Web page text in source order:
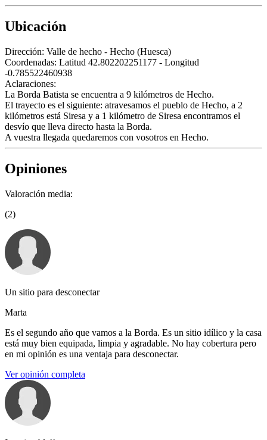
Ubicación
Dirección: Valle de hecho - Hecho (Huesca)
Coordenadas: Latitud 42.802202251177 - Longitud
-0.785522460938
Aclaraciones:
La Borda Batista se encuentra a 9 kilómetros de Hecho.
El trayecto es el siguiente: atravesamos el pueblo de Hecho, a 2
kilómetros está Siresa y a 1 kilómetro de Siresa encontramos el
desvío que lleva directo hasta la Borda.
A vuestra llegada quedaremos con vosotros en Hecho.
Opiniones
Valoración media:
(2)
Un sitio para desconectar
Marta
Es el segundo año que vamos a la Borda. Es un sitio idílico y la casa
está muy bien equipada, limpia y agradable. No hay cobertura pero
en mi opinión es una ventaja para desconectar.
Ver opinión completa